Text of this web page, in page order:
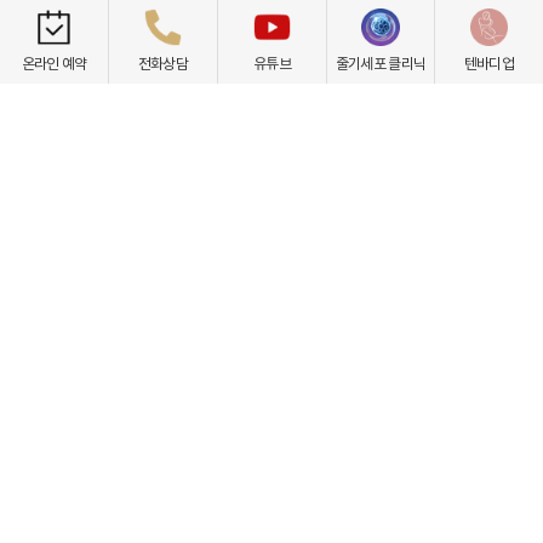
온라인 예약 전화상담 유튜브 줄기세포 클리닉 텐바디업